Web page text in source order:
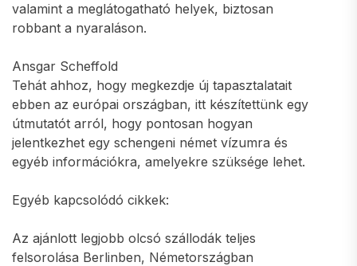
valamint a meglátogatható helyek, biztosan
robbant a nyaraláson.
Ansgar Scheffold
Tehát ahhoz, hogy megkezdje új tapasztalatait
ebben az európai országban, itt készítettünk egy
útmutatót arról, hogy pontosan hogyan
jelentkezhet egy schengeni német vízumra és
egyéb információkra, amelyekre szüksége lehet.
Egyéb kapcsolódó cikkek:
Az ajánlott legjobb olcsó szállodák teljes
felsorolása Berlinben, Németországban